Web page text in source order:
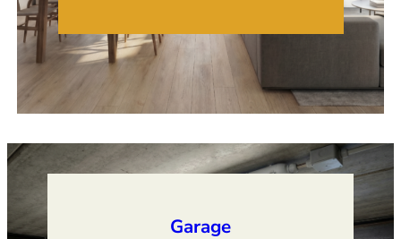
Garage